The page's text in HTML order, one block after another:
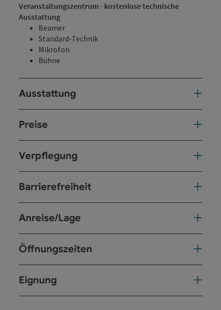
Veranstaltungszentrum - kostenlose technische
Ausstattung
Beamer
Standard-Technik
Mikrofon
Bühne
Ausstattung
Preise
Verpflegung
Barrierefreiheit
Anreise/Lage
Öffnungszeiten
Eignung